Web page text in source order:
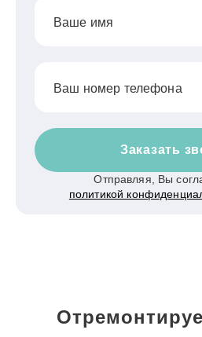
Ваше имя
Ваш номер телефона
Заказать
Отправляя, Вы
политикой